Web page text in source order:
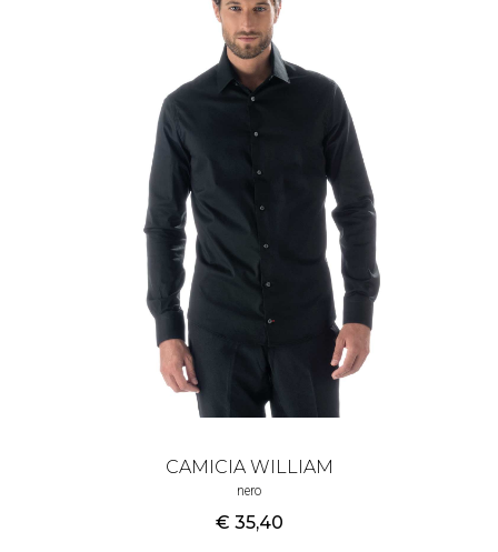
CAMICIA WILLIAM
nero
€ 35,40